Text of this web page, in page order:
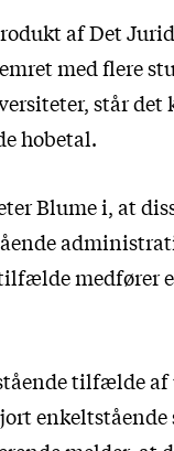
af Det
med flere
står
hobetal.
Blume i, at
medfører
tilfælde